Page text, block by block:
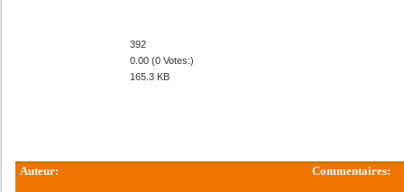
392
0.00 (0 Votes:)
165.3 KB
Auteur: Commentaires: